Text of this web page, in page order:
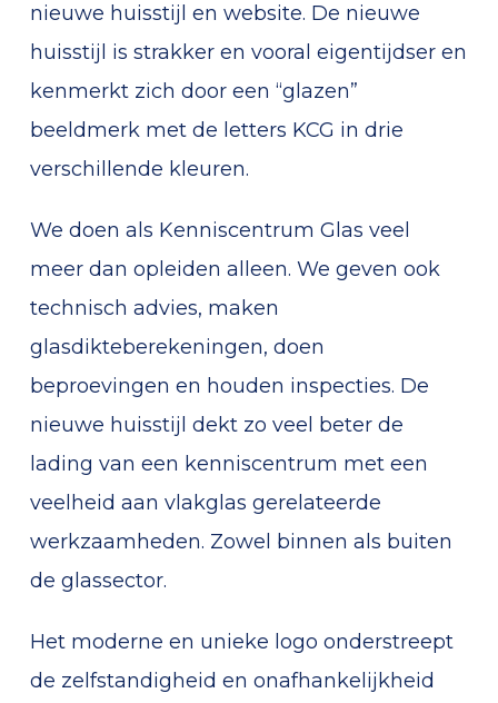
nieuwe huisstijl en website. De nieuwe
huisstijl is strakker en vooral eigentijdser en
kenmerkt zich door een “glazen”
beeldmerk met de letters KCG in drie
verschillende kleuren.
We doen als Kenniscentrum Glas veel
meer dan opleiden alleen. We geven ook
technisch advies, maken
glasdikteberekeningen, doen
beproevingen en houden inspecties. De
nieuwe huisstijl dekt zo veel beter de
lading van een kenniscentrum met een
veelheid aan vlakglas gerelateerde
werkzaamheden. Zowel binnen als buiten
de glassector.
Het moderne en unieke logo onderstreept
de zelfstandigheid en onafhankelijkheid